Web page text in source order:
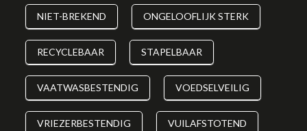
NIET-BREKEND ONGELOOFLIJK STERK
RECYCLEBAAR STAPELBAAR
VAATWASBESTENDIG VOEDSELVEILIG
VRIEZERBESTENDIG VUILAFSTOTEND